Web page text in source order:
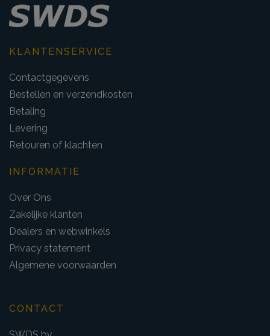
KLANTENSERVICE
Contactgegevens
Bestellen en verzendkosten
Betaling
Levering
Retouren of klachten
INFORMATIE
Over Ons
Zakelijke klanten
Dealers en webwinkels
Privacy statement
Algemene voorwaarden
CONTACT